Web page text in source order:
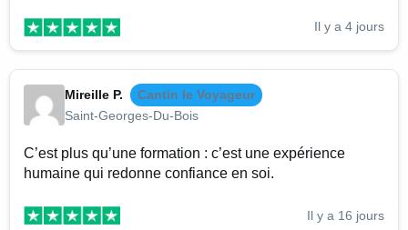
Il y a 4 jours
Mireille P.
Cantin le Voyageur
Saint-Georges-Du-Bois
C’est plus qu’une formation : c’est une expérience
humaine qui redonne confiance en soi.
Il y a 16 jours